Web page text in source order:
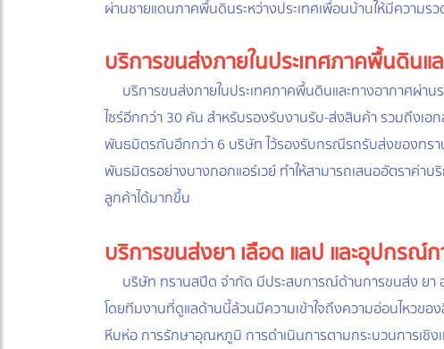
ผ่านชายแดนภาคพื้นดินระหว่างประเทศเพื่อนบ้านให้มีความร
บริการขนส่งภายในประเทศภาคพื้นดินแ
บริการขนส่งภายในประเทศภาคพื้นดินและทางอากาศผ่
ไซร์อีกกว่า 30 คัน สำหรับรองรับงานรับ-ส่งสินค้า รวมถึงเ
พันธมิตรกันอีกกว่า 6 บริษัท ไว้รองรับกรณีรถรับส่งของทรา
พันธมิตรอย่างบางกอกแอร์เวย์ ทำให้สามารถเสนออัตราค่า
ลูกค้าได้มากขึ้น
บริการขนส่งยา เลือด แลป และอุปกรณ์
บริษัท ทรานสปีด จำกัด มีประสบการณ์ด้านการขนส่ง ยา
โดยทีมงานที่ดูแลด้านนี้ล้วนมีความเข้าใจถึงความอ่อนไหวขอ
หีบห่อ การรักษาอุณหภูมิ การดำเนินการตามกระบวนการเชิ